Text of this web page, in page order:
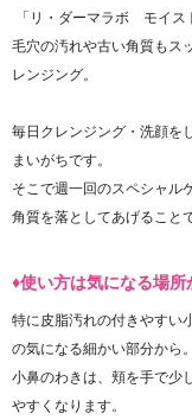
「リ・ダーマラボ モイス
毛穴の汚れや古い角質もス
レンジング。
毎日クレンジング・洗顔を
まいがちです。
そこで週一回のスペシャル
角質を落としてあげること
♦使い方は気になる場所
特に皮脂汚れの付きやすい
の気になる細かい部分から。
小鼻のわきは、頬を手で少
やすくなります。